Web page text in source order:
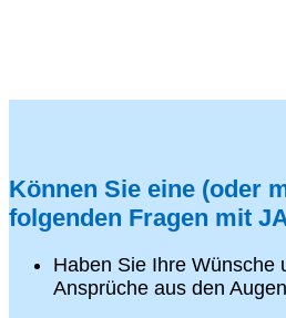
Können Sie eine (oder
folgenden Fragen mit
Haben Sie Ihre Wünsche
Ansprüche aus den